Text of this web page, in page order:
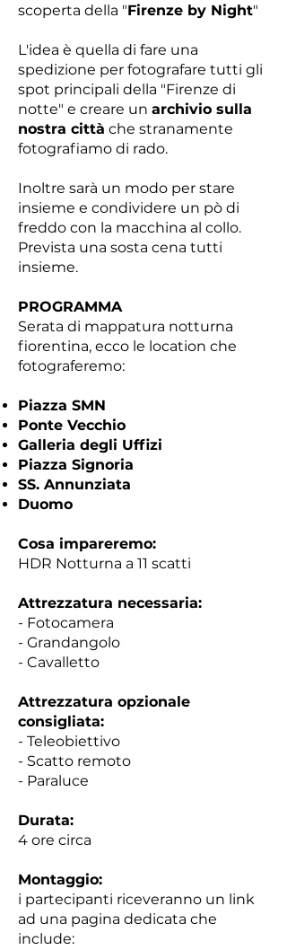
scoperta della "Firenze by Night"
L'idea è quella di fare una
spedizione per fotografare tutti gli
spot principali della "Firenze di
notte" e creare un archivio sulla
nostra città che stranamente
fotografiamo di rado.
Inoltre sarà un modo per stare
insieme e condividere un pò di
freddo con la macchina al collo.
Prevista una sosta cena tutti
insieme.
PROGRAMMA
Serata di mappatura notturna
fiorentina, ecco le location che
fotograferemo:
Piazza SMN
Ponte Vecchio
Galleria degli Uffizi
Piazza Signoria
SS. Annunziata
Duomo
Cosa impareremo:
HDR Notturna a 11 scatti
Attrezzatura necessaria:
- Fotocamera
- Grandangolo
- Cavalletto
Attrezzatura opzionale
consigliata:
- Teleobiettivo
- Scatto remoto
- Paraluce
Durata:
4 ore circa
Montaggio:
i partecipanti riceveranno un link
ad una pagina dedicata che
include: